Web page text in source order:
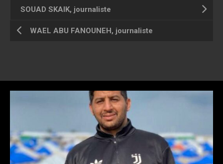
SOUAD SKAIK, journaliste
WAEL ABU FANOUNEH, journaliste